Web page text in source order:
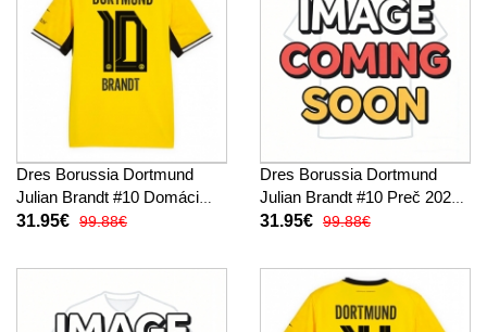
Dres Borussia Dortmund
Julian Brandt #10 Domáci
2026-27 Krátky Rukáv
31.95€ 99.88€
Dres Borussia Dortmund
Julian Brandt #10 Preč 2026-
27 Krátky Rukáv
31.95€ 99.88€